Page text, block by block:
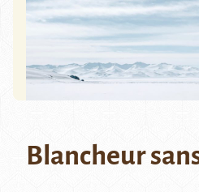
Blancheur